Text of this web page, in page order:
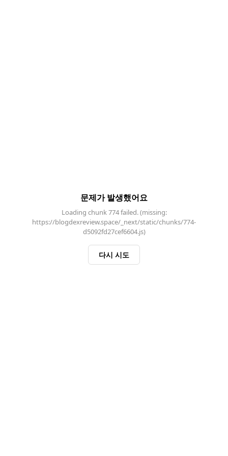
문제가 발생했어요
Loading chunk 774 failed. (missing:
https://blogdexreview.space/_next/static/chunks/774-
d5092fd27cef6604.js)
다시 시도